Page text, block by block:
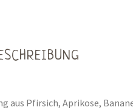
aus Pfirsich, Aprikose,